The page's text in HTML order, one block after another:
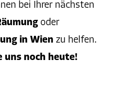
bei Ihrer nächsten
oder
in Wien zu helfen.
uns noch heute!